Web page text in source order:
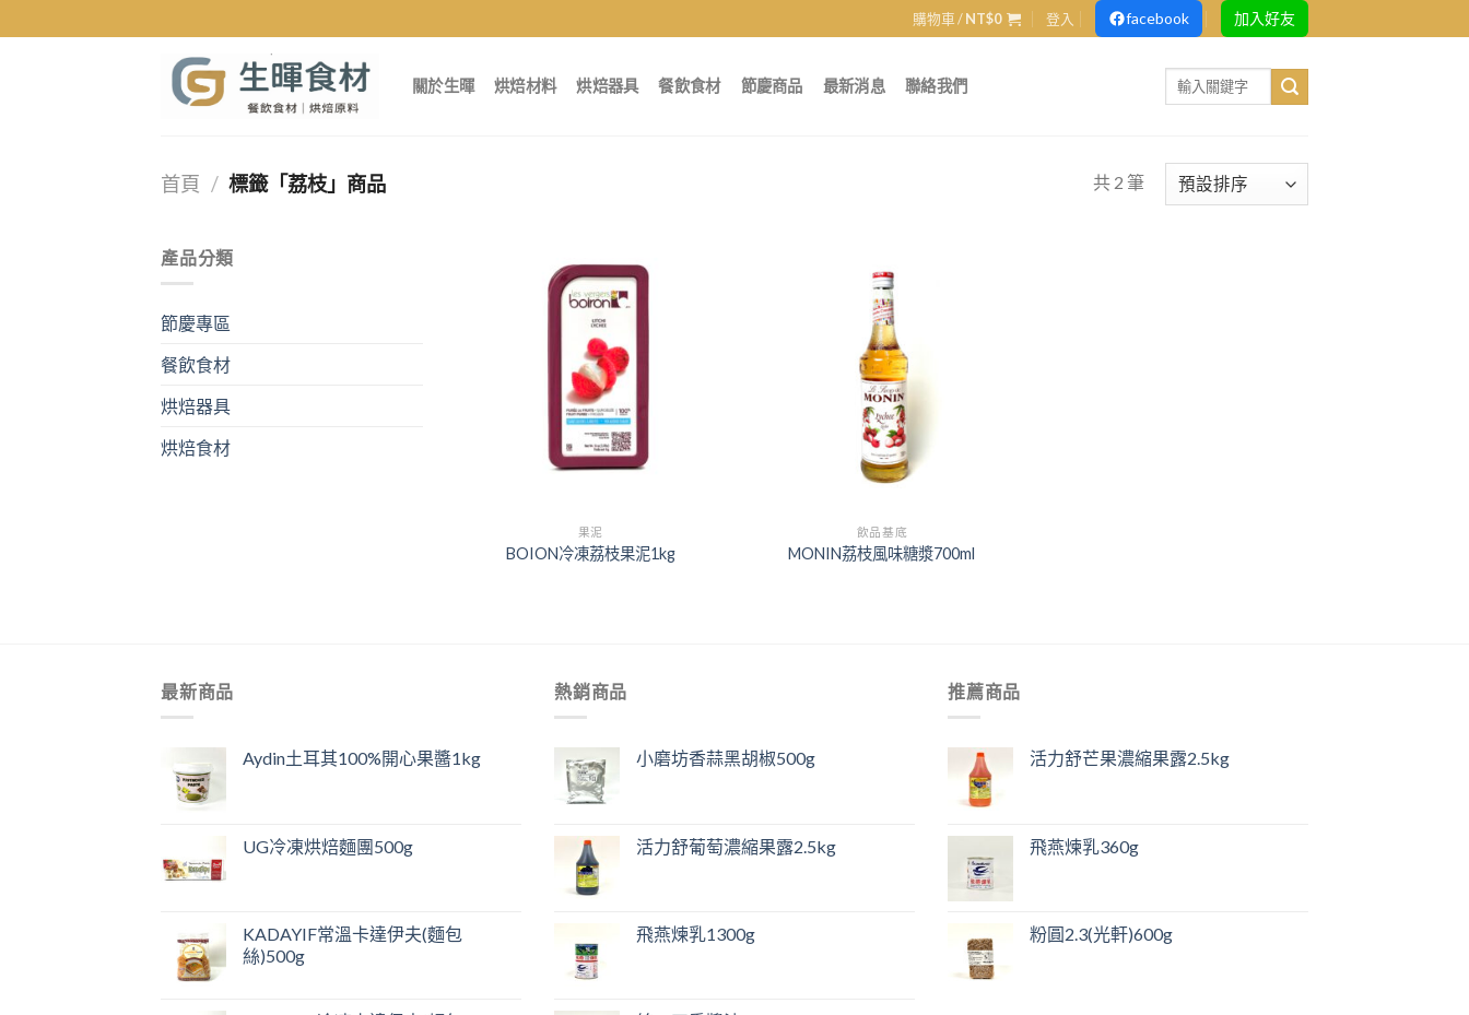
to
購物車 /NT$0 登入 facebook 加入好友
關於生暉 烘焙材料 烘焙器具 餐飲食材 節慶商品 最新消息 聯絡我們
Search
for:
首頁 / 標籤「荔枝」商品 共 2 筆
產品分類
節慶專區
餐飲食材
烘焙器具
烘焙食材
果泥
BOION冷凍荔枝果泥1kg
飲品基底
MONIN荔枝風味糖漿700ml
最新商品
Aydin土耳其100%開心果醬1kg
UG冷凍烘焙麵團500g
KADAYIF常溫卡達伊夫(麵包
絲)500g
熱銷商品
小磨坊香蒜黑胡椒500g
活力舒葡萄濃縮果露2.5kg
飛燕煉乳1300g
推薦商品
活力舒芒果濃縮果露2.5kg
飛燕煉乳360g
粉圓2.3(光軒)600g